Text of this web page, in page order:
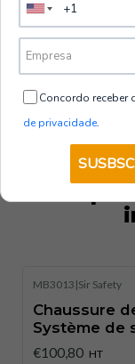
Tailles
MB3013 |Sir Safety
Chaussure
Système de
€100,80 HT
Concordo receber
de privacidade.